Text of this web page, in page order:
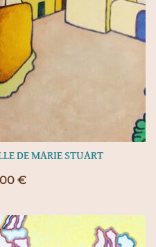
DE MARIE STUART
€